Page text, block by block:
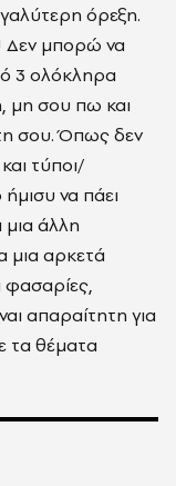
όρεξη.
Δεν μπορώ να
3 ολόκληρα
μη σου πω και
σου. Όπως δεν
τύποι/
να πάει
μια άλλη
μια αρκετά
απαραίτητη για
τα θέματα